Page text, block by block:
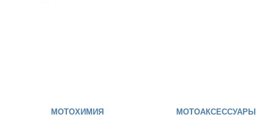
МОТОХИМИЯ МОТОАКСЕССУАРЫ